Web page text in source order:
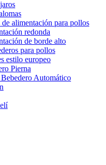
de alimentación para pollos
redonda
de borde alto
para pollos
estilo europeo
Pierna
Automático